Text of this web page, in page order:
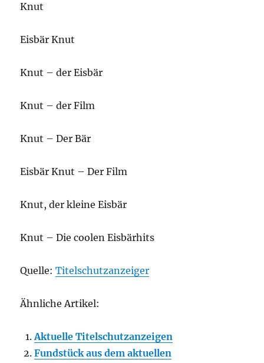
Knut
Eisbär Knut
Knut – der Eisbär
Knut – der Film
Knut – Der Bär
Eisbär Knut – Der Film
Knut, der kleine Eisbär
Knut – Die coolen Eisbärhits
Quelle:Titelschutzanzeiger
Ähnliche Artikel:
Aktuelle Titelschutzanzeigen
Fundstück aus dem aktuellen